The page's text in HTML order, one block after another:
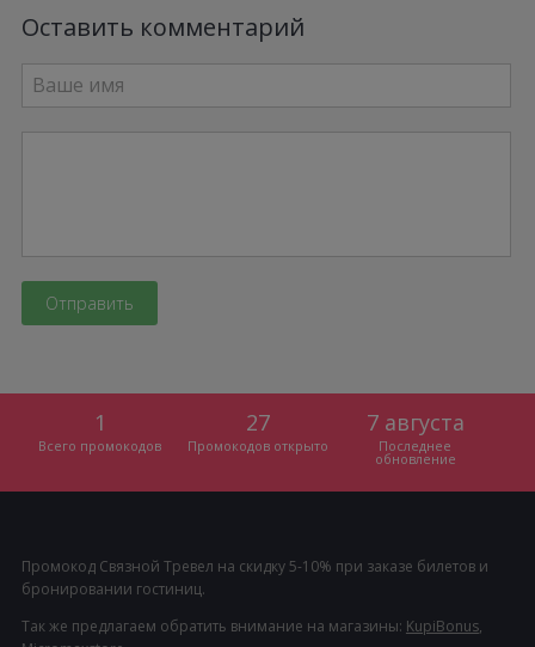
Оставить комментарий
1
Всего промокодов
27
Промокодов открыто
7 августа
Последнее
обновление
Промокод Связной Тревел на скидку 5-10% при заказе билетов и
бронировании гостиниц.
Так же предлагаем обратить внимание на магазины: KupiBonus,